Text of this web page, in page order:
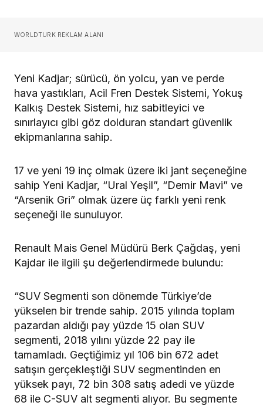
WORLDTURK REKLAM ALANI
Yeni Kadjar; sürücü, ön yolcu, yan ve perde
hava yastıkları, Acil Fren Destek Sistemi, Yokuş
Kalkış Destek Sistemi, hız sabitleyici ve
sınırlayıcı gibi göz dolduran standart güvenlik
ekipmanlarına sahip.
17 ve yeni 19 inç olmak üzere iki jant seçeneğine
sahip Yeni Kadjar, “Ural Yeşil”, “Demir Mavi” ve
“Arsenik Gri” olmak üzere üç farklı yeni renk
seçeneği ile sunuluyor.
Renault Mais Genel Müdürü Berk Çağdaş, yeni
Kajdar ile ilgili şu değerlendirmede bulundu:
“SUV Segmenti son dönemde Türkiye’de
yükselen bir trende sahip. 2015 yılında toplam
pazardan aldığı pay yüzde 15 olan SUV
segmenti, 2018 yılını yüzde 22 pay ile
tamamladı. Geçtiğimiz yıl 106 bin 672 adet
satışın gerçekleştiği SUV segmentinden en
yüksek payı, 72 bin 308 satış adedi ve yüzde
68 ile C-SUV alt segmenti alıyor. Bu segmente